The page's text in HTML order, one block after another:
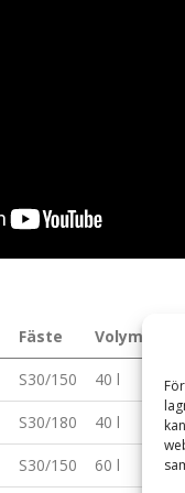
Fäste Volym (l)
S30/150 40 l
S30/180 40 l
S30/150 60 l